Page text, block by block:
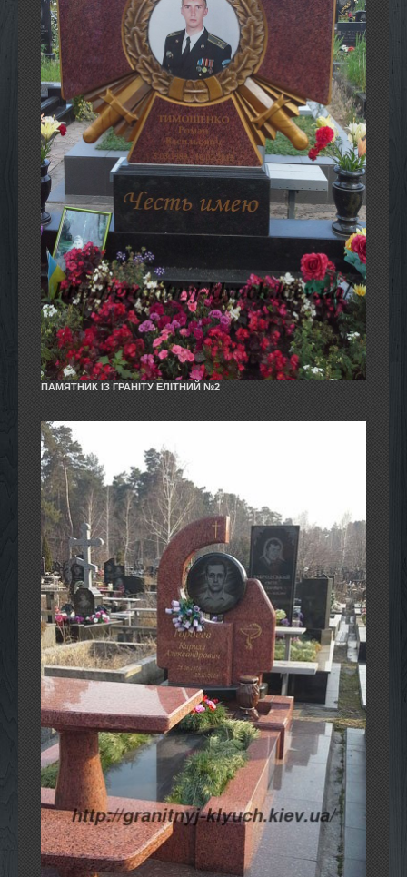
ПАМЯТНИК ІЗ ГРАНІТУ ЕЛІТНИЙ №2